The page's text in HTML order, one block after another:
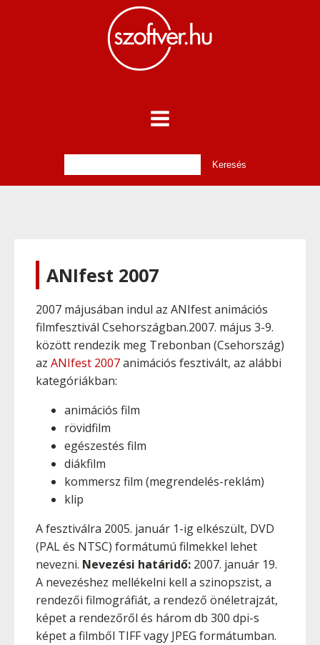
ANIfest 2007
2007 májusában indul az ANIfest animációs
filmfesztivál Csehországban.2007. május 3-9.
között rendezik meg Trebonban (Csehország)
az ANIfest 2007animációs fesztivált, az alábbi
kategóriákban:
animációs film
rövidfilm
egészestés film
diákfilm
kommersz film (megrendelés-reklám)
klip
A fesztiválra 2005. január 1-ig elkészült, DVD
(PAL és NTSC) formátumú filmekkel lehet
nevezni. Nevezési határidő: 2007. január 19.
A nevezéshez mellékelni kell a szinopszist, a
rendezői filmográfiát, a rendező önéletrajzát,
képet a rendezőről és három db 300 dpi-s
képet a filmből TIFF vagy JPEG formátumban.